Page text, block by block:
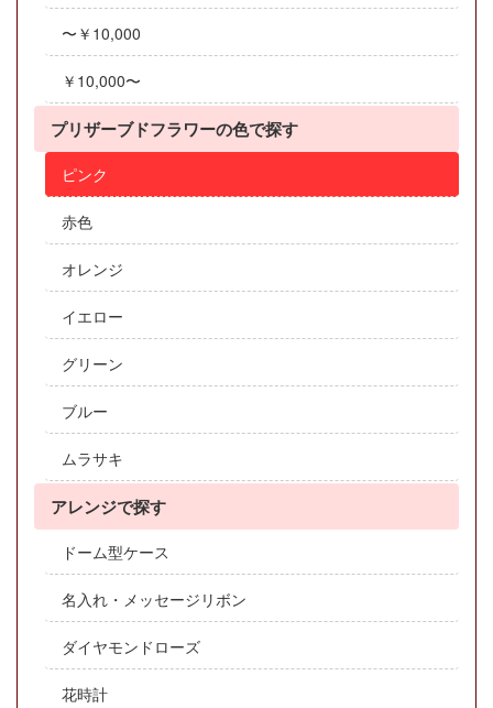
〜￥10,000
￥10,000〜
プリザーブドフラワーの色で探す
ピンク
赤色
オレンジ
イエロー
グリーン
ブルー
ムラサキ
アレンジで探す
ドーム型ケース
名入れ・メッセージリボン
ダイヤモンドローズ
花時計